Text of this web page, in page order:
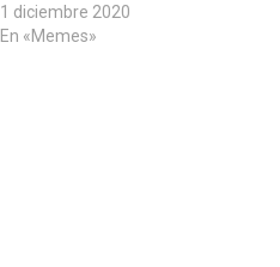
1 diciembre 2020
En «Memes»